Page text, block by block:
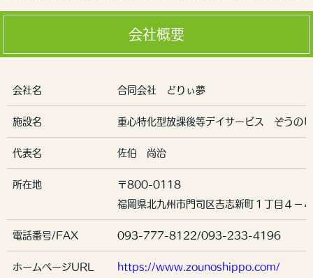
厳重な管理を行ないます。
お客さまからお預かりした個人情報は、当社からのご連絡や業務
個人情報の第三者への開示・提供の禁止
当社は、お客さまよりお預かりした個人情報を適切に管理し、次
のいずれかに該当する場合を除き、個人情報を第三者に開示いた
しません。
行なうために当社が業務を委託する業者に対して開示する場合・
法令に基づき開示することが必要である場合個人情報の安全対策
当社は、個人情報の正確性及び安全性確保のために、セキュリテ
ィに万全の対策を講じています。
お客さまがご本人の個人情報の照会・修正・削除などをご希望さ
会社概要
会社名 合同会社 どりぃ夢
施設名 重心特化型放課後等デイサービス ぞうの
代表名 佐伯 尚治
所在地
〒800-0118
福岡県北九州市門司区吉志新町１丁目４－４
電話番号/FAX 093-777-8122/093-233-4196
ホームページURL https://www.zounoshippo.com/